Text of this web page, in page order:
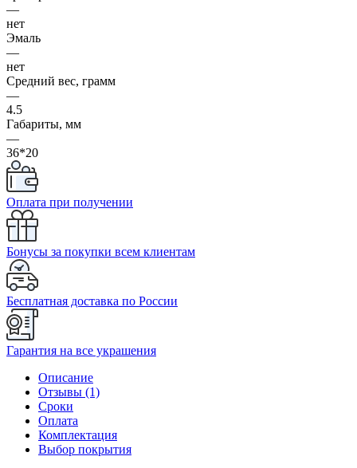
—
нет
Эмаль
—
нет
Средний вес, грамм
—
4.5
Габариты, мм
—
36*20
Оплата при получении
Бонусы за покупки всем клиентам
Бесплатная доставка по России
Гарантия на все украшения
Описание
Отзывы (1)
Сроки
Оплата
Комплектация
Выбор покрытия